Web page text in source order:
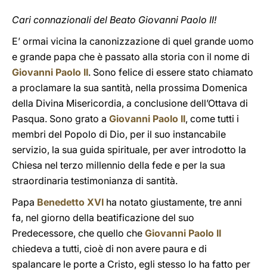
Cari connazionali del Beato Giovanni Paolo II!
E’ ormai vicina la canonizzazione di quel grande uomo
e grande papa che è passato alla storia con il nome di
Giovanni Paolo II. Sono felice di essere stato chiamato
a proclamare la sua santità, nella prossima Domenica
della Divina Misericordia, a conclusione dell’Ottava di
Pasqua. Sono grato a Giovanni Paolo II, come tutti i
membri del Popolo di Dio, per il suo instancabile
servizio, la sua guida spirituale, per aver introdotto la
Chiesa nel terzo millennio della fede e per la sua
straordinaria testimonianza di santità.
Papa Benedetto XVI ha notato giustamente, tre anni
fa, nel giorno della beatificazione del suo
Predecessore, che quello che Giovanni Paolo II
chiedeva a tutti, cioè di non avere paura e di
spalancare le porte a Cristo, egli stesso lo ha fatto per